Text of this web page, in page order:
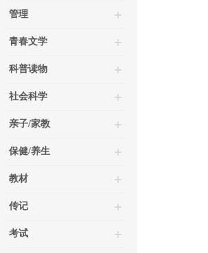
管理
青春文学
科普读物
社会科学
亲子/家教
保健/养生
教材
传记
考试